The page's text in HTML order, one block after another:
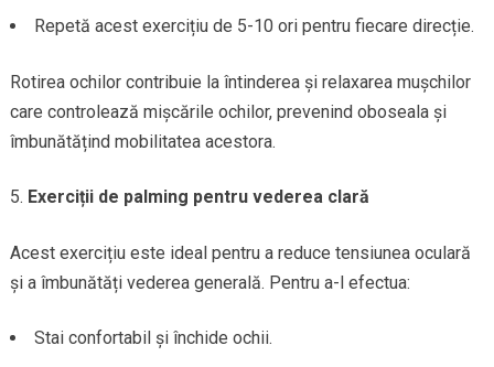
Repetă acest exercițiu de 5-10 ori pentru fiecare direcție.
Rotirea ochilor contribuie la întinderea și relaxarea mușchilor
care controlează mișcările ochilor, prevenind oboseala și
îmbunătățind mobilitatea acestora.
Exerciții de palming pentru vederea clară
Acest exercițiu este ideal pentru a reduce tensiunea oculară
și a îmbunătăți vederea generală. Pentru a-l efectua:
Stai confortabil și închide ochii.